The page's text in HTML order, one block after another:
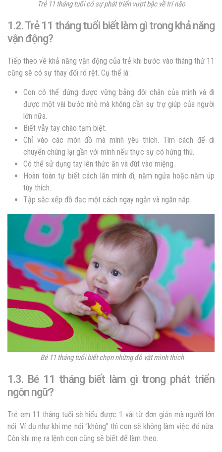
Trẻ 11 tháng tuổi có sự phát triển vượt bậc về trí não
1.2. Trẻ 11 tháng tuổi biết làm gì trong khả năng
vận động?
Tiếp theo về khả năng vận động của trẻ khi bước vào tháng thứ 11
cũng sẽ có sự thay đổi rõ rệt. Cụ thể là:
Con có thể đứng được vững bằng đôi chân của mình và đi
được một vài bước nhỏ mà không cần sự trợ giúp của người
lớn nữa.
Biết vẫy tay chào tạm biệt.
Chỉ vào các món đồ mà mình yêu thích. Tìm cách để di
chuyển chúng lại gần với mình nếu thực sự có hứng thú.
Có thể sử dụng tay lên thức ăn và đút vào miệng.
Hoàn toàn tự biết cách lăn mình đi, nằm ngửa hoặc nằm úp
tùy thích.
Tập sắc xếp đồ đạc một cách ngay ngắn và ngăn nắp.
Bé 11 tháng tuổi biết chọn những đồ vật mình thích
1.3. Bé 11 tháng biết làm gì trong phát triển
ngôn ngữ?
Trẻ em 11 tháng tuổi sẽ hiểu được 1 vài từ đơn giản mà người lớn
nói. Ví dụ như khi mẹ nói “không” thì con sẽ không làm việc đó nữa.
Còn khi mẹ ra lệnh con cũng sẽ biết để làm theo.